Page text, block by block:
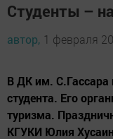
Студенты –
автор, 1 февраля
В ДК им.
студента. Его
туризма.
КГУКИ Юлия